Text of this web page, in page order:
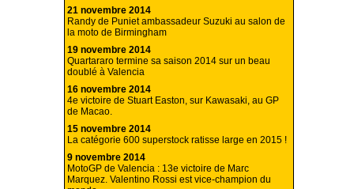
21 novembre 2014
Randy de Puniet ambassadeur Suzuki au salon de
la moto de Birmingham
19 novembre 2014
Quartararo termine sa saison 2014 sur un beau
doublé à Valencia
16 novembre 2014
4e victoire de Stuart Easton, sur Kawasaki, au GP
de Macao.
15 novembre 2014
La catégorie 600 superstock ratisse large en 2015 !
9 novembre 2014
MotoGP de Valencia : 13e victoire de Marc
Marquez. Valentino Rossi est vice-champion du